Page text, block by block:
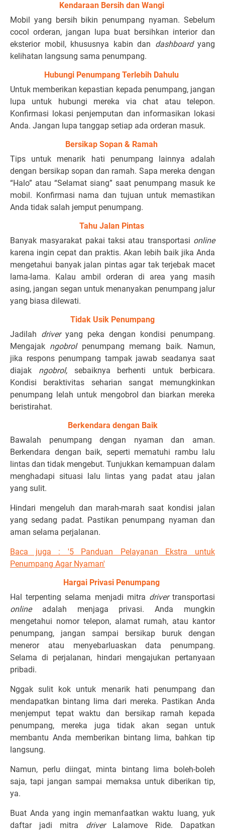
Kendaraan Bersih dan Wangi
Mobil yang bersih bikin penumpang nyaman. Sebelum
cocol orderan, jangan lupa buat bersihkan interior dan
eksterior mobil, khususnya kabin dan dashboard yang
kelihatan langsung sama penumpang.
Hubungi Penumpang Terlebih Dahulu
Untuk memberikan kepastian kepada penumpang, jangan
lupa untuk hubungi mereka via chat atau telepon.
Konfirmasi lokasi penjemputan dan informasikan lokasi
Anda. Jangan lupa tanggap setiap ada orderan masuk.
Bersikap Sopan & Ramah
Tips untuk menarik hati penumpang lainnya adalah
dengan bersikap sopan dan ramah. Sapa mereka dengan
“Halo” atau “Selamat siang” saat penumpang masuk ke
mobil. Konfirmasi nama dan tujuan untuk memastikan
Anda tidak salah jemput penumpang.
Tahu Jalan Pintas
Banyak masyarakat pakai taksi atau transportasi online
karena ingin cepat dan praktis. Akan lebih baik jika Anda
mengetahui banyak jalan pintas agar tak terjebak macet
lama-lama. Kalau ambil orderan di area yang masih
asing, jangan segan untuk menanyakan penumpang jalur
yang biasa dilewati.
Tidak Usik Penumpang
Jadilah driver yang peka dengan kondisi penumpang.
Mengajak ngobrol penumpang memang baik. Namun,
jika respons penumpang tampak jawab seadanya saat
diajak ngobrol,sebaiknya berhenti untuk berbicara.
Kondisi beraktivitas seharian sangat memungkinkan
penumpang lelah untuk mengobrol dan biarkan mereka
beristirahat.
Berkendara dengan Baik
Bawalah penumpang dengan nyaman dan aman.
Berkendara dengan baik, seperti mematuhi rambu lalu
lintas dan tidak mengebut. Tunjukkan kemampuan dalam
menghadapi situasi lalu lintas yang padat atau jalan
yang sulit.
Hindari mengeluh dan marah-marah saat kondisi jalan
yang sedang padat. Pastikan penumpang nyaman dan
aman selama perjalanan.
Baca juga : '5 Panduan Pelayanan Ekstra untuk
Penumpang Agar Nyaman'
Hargai Privasi Penumpang
Hal terpenting selama menjadi mitra drivertransportasi
online adalah menjaga privasi. Anda mungkin
mengetahui nomor telepon, alamat rumah, atau kantor
penumpang, jangan sampai bersikap buruk dengan
meneror atau menyebarluaskan data penumpang.
Selama di perjalanan, hindari mengajukan pertanyaan
pribadi.
Nggak sulit kok untuk menarik hati penumpang dan
mendapatkan bintang lima dari mereka. Pastikan Anda
menjemput tepat waktu dan bersikap ramah kepada
penumpang, mereka juga tidak akan segan untuk
membantu Anda memberikan bintang lima, bahkan tip
langsung.
Namun, perlu diingat, minta bintang lima boleh-boleh
saja, tapi jangan sampai memaksa untuk diberikan tip,
ya.
Buat Anda yang ingin memanfaatkan waktu luang, yuk
daftar jadi mitra driver Lalamove Ride. Dapatkan